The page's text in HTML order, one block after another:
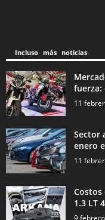
Incluso más noticias
fuerza:
11
Sector
enero
11
Costos
1.3 LT
9